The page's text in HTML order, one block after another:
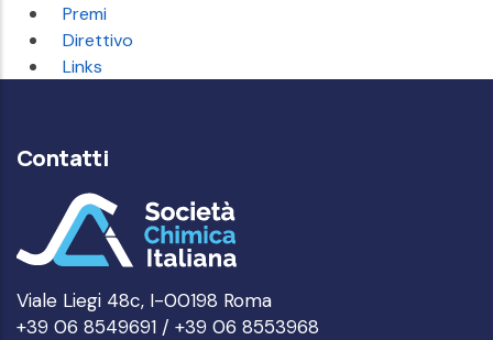
Premi
Direttivo
Links
Contatti
Viale Liegi 48c, I-00198 Roma
+39 06 8549691 / +39 06 8553968